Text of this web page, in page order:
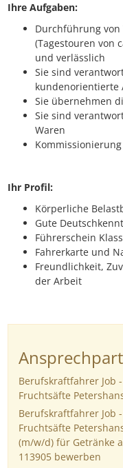
Ihre Aufgaben:
Durchführung
(Tagestouren von
und verlässlich
Sie sind
kundenorientierte
Sie übernehmen
Sie sind
Waren
Ihr Profil:
Körperliche
Gute
Führerschein
Fahrerkarte und
Freundlichkeit,
der Arbeit
Berufskraftfahrer Job
Fruchtsäfte
Berufskraftfahrer Job
Fruchtsäfte
(m/w/d) für Getränke
113905 bewerben